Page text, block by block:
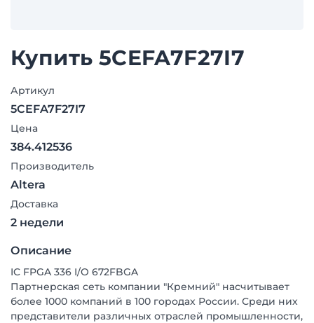
Купить 5CEFA7F27I7
Артикул
5CEFA7F27I7
Цена
384.412536
Производитель
Altera
Доставка
2 недели
Описание
IC FPGA 336 I/O 672FBGA
Партнерская сеть компании "Кремний" насчитывает
более 1000 компаний в 100 городах России. Среди них
представители различных отраслей промышленности,